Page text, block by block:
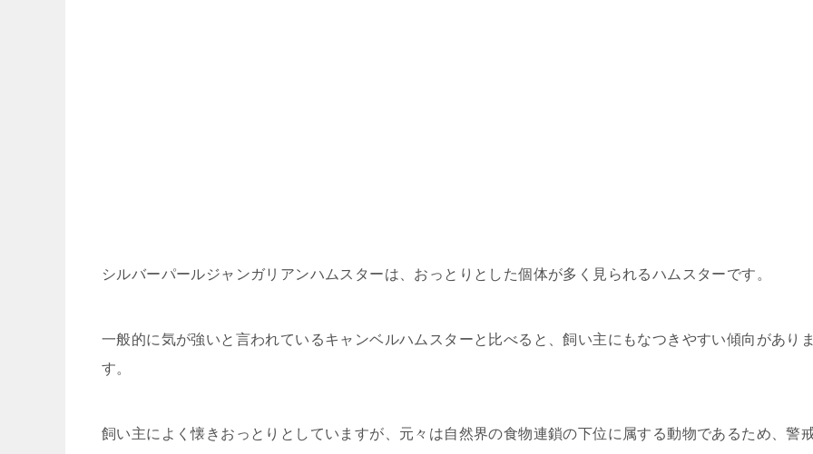
シルバーパールジャンガリアンハムスターは、おっとりとした個体が多く見られるハムスターです。
一般的に気が強いと言われているキャンベルハムスターと比べると、飼い主にもなつきやすい傾向があり
す。
飼い主によく懐きおっとりとしていますが、元々は自然界の食物連鎖の下位に属する動物であるため、警